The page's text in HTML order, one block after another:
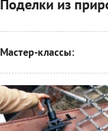
Поделки из
Мастер-классы: